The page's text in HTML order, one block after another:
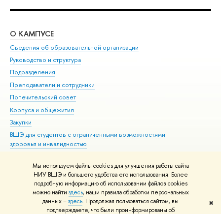
Мы используем файлы cookies для улучшения работы сайта
НИУ ВШЭ и большего удобства его использования. Более
подробную информацию об использовании файлов cookies
можно найти здесь, наши правила обработки персональных
данных –здесь. Продолжая пользоваться сайтом, вы
подтверждаете, что были проинформированы об
✖
О КАМПУСЕ
Сведения об образовательной организации
Руководство и структура
Подразделения
Преподаватели и сотрудники
Попечительский совет
Корпуса и общежития
Закупки
ВШЭ для студентов с ограниченными возможностями
здоровья и инвалидностью
Единая платежная страница